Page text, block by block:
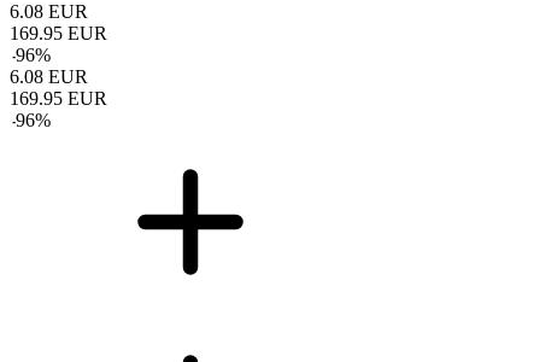
6.08 EUR
169.95 EUR
-96%
6.08 EUR
169.95 EUR
-96%